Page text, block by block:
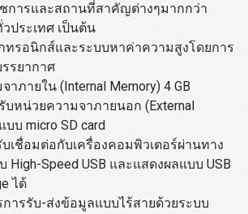
การและสถานที่สาคัญต่างๆมากกว่า
ประเทศ เป็นต้น
ทรอนิกส์และระบบหาค่าความสูงโดยการ
รยากาศ
ภายใน (Internal Memory) 4 GB
บหน่วยความจาภายนอก (External
บบ micro SD card
เชื่อมต่อกับเครื่องคอมพิวเตอร์ผ่านทาง
High-Speed USB และแสดงผลแบบ USB
ได้
ารรับ-ส่งข้อมูลแบบไร้สายด้วยระบบ